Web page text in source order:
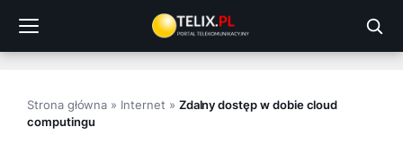
treści
Strona główna » Internet » Zdalny dostęp w dobie cloud
computingu